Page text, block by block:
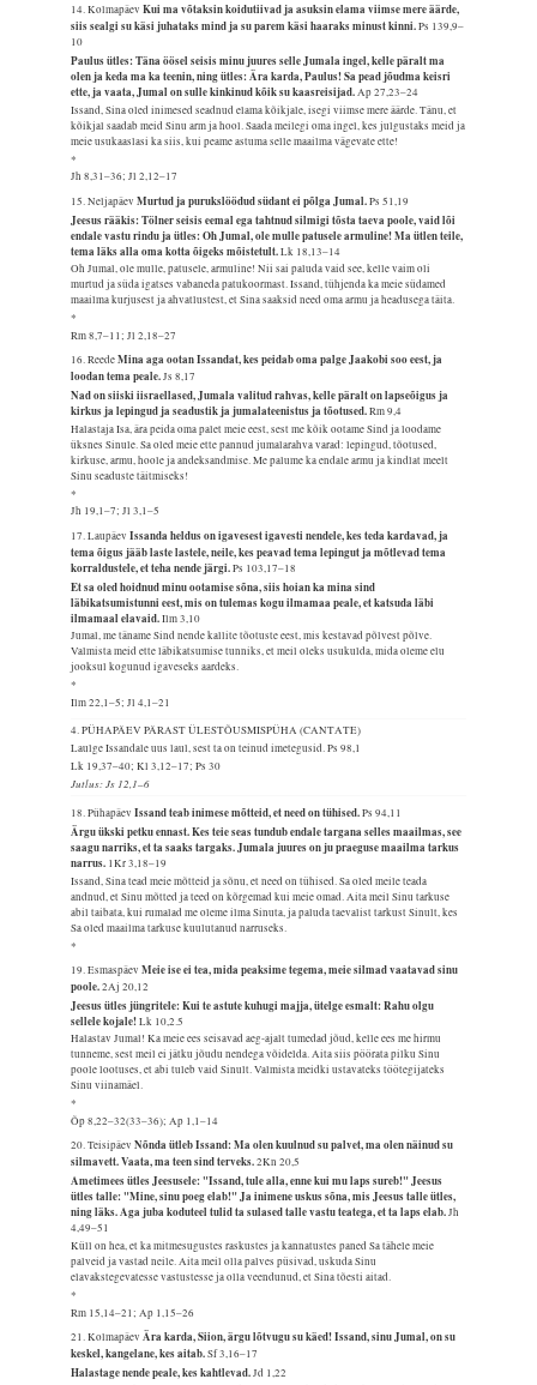
14. KolmapäevKui ma võtaksin koidutiivad ja asuksin elama viimse mere äärde,
siis sealgi su käsi juhataks mind ja su parem käsi haaraks minust kinni.Ps 139,9–
10
Paulus ütles: Täna öösel seisis minu juures selle Jumala ingel, kelle päralt ma
olen ja keda ma ka teenin, ning ütles: Ära karda, Paulus! Sa pead jõudma keisri
ette, ja vaata, Jumal on sulle kinkinud kõik su kaasreisijad.Ap 27,23–24
Issand, Sina oled inimesed seadnud elama kõikjale, isegi viimse mere äärde. Tänu, et
kõikjal saadab meid Sinu arm ja hool. Saada meilegi oma ingel, kes julgustaks meid ja
meie usukaaslasi ka siis, kui peame astuma selle maailma vägevate ette!
*
Jh 8,31–36; Jl 2,12–17
15. NeljapäevMurtud ja purukslöödud südant ei põlga Jumal.Ps 51,19
Jeesus rääkis: Tölner seisis eemal ega tahtnud silmigi tõsta taeva poole, vaid lõi
endale vastu rindu ja ütles: Oh Jumal, ole mulle patusele armuline! Ma ütlen teile,
tema läks alla oma kotta õigeks mõistetult.Lk 18,13–14
Oh Jumal, ole mulle, patusele, armuline! Nii sai paluda vaid see, kelle vaim oli
murtud ja süda igatses vabaneda patukoormast. Issand, tühjenda ka meie südamed
maailma kurjusest ja ahvatlustest, et Sina saaksid need oma armu ja headusega täita.
*
Rm 8,7–11; Jl 2,18–27
16. ReedeMina aga ootan Issandat, kes peidab oma palge Jaakobi soo eest, ja
loodan tema peale.Js 8,17
Nad on siiski iisraellased, Jumala valitud rahvas, kelle päralt on lapseõigus ja
kirkus ja lepingud ja seadustik ja jumalateenistus ja tõotused.Rm 9,4
Halastaja Isa, ära peida oma palet meie eest, sest me kõik ootame Sind ja loodame
üksnes Sinule. Sa oled meie ette pannud jumalarahva varad: lepingud, tõotused,
kirkuse, armu, hoole ja andeksandmise. Me palume ka endale armu ja kindlat meelt
Sinu seaduste täitmiseks!
*
Jh 19,1–7; Jl 3,1–5
17. LaupäevIssanda heldus on igavesest igavesti nendele, kes teda kardavad, ja
tema õigus jääb laste lastele, neile, kes peavad tema lepingut ja mõtlevad tema
korraldustele, et teha nende järgi.Ps 103,17–18
Et sa oled hoidnud minu ootamise sõna, siis hoian ka mina sind
läbikatsumistunni eest, mis on tulemas kogu ilmamaa peale, et katsuda läbi
ilmamaal elavaid.Ilm 3,10
Jumal, me täname Sind nende kallite tõotuste eest, mis kestavad põlvest põlve.
Valmista meid ette läbikatsumise tunniks, et meil oleks usukulda, mida oleme elu
jooksul kogunud igaveseks aardeks.
*
Ilm 22,1–5; Jl 4,1–21
4. PÜHAPÄEV PÄRAST ÜLESTÕUSMISPÜHA (CANTATE)
Laulge Issandale uus laul, sest ta on teinud imetegusid.Ps 98,1
Lk 19,37–40; Kl 3,12–17; Ps 30
Jutlus: Js 12,1–6
18. PühapäevIssand teab inimese mõtteid, et need on tühised.Ps 94,11
Ärgu ükski petku ennast. Kes teie seas tundub endale targana selles maailmas, see
saagu narriks, et ta saaks targaks. Jumala juures on ju praeguse maailma tarkus
narrus. 1Kr 3,18–19
Issand, Sina tead meie mõtteid ja sõnu, et need on tühised. Sa oled meile teada
andnud, et Sinu mõtted ja teed on kõrgemad kui meie omad. Aita meil Sinu tarkuse
abil taibata, kui rumalad me oleme ilma Sinuta, ja paluda taevalist tarkust Sinult, kes
Sa oled maailma tarkuse kuulutanud narruseks.
*
19. EsmaspäevMeie ise ei tea, mida peaksime tegema, meie silmad vaatavad sinu
poole.2Aj 20,12
Jeesus ütles jüngritele: Kui te astute kuhugi majja, ütelge esmalt: Rahu olgu
sellele kojale!Lk 10,2.5
Halastav Jumal! Ka meie ees seisavad aeg-ajalt tumedad jõud, kelle ees me hirmu
tunneme, sest meil ei jätku jõudu nendega võidelda. Aita siis pöörata pilku Sinu
poole lootuses, et abi tuleb vaid Sinult. Valmista meidki ustavateks töötegijateks
Sinu viinamäel.
*
Õp 8,22–32(33–36); Ap 1,1–14
20. TeisipäevNõnda ütleb Issand: Ma olen kuulnud su palvet, ma olen näinud su
silmavett. Vaata, ma teen sind terveks.2Kn 20,5
Ametimees ütles Jeesusele: "Issand, tule alla, enne kui mu laps sureb!" Jeesus
ütles talle: "Mine, sinu poeg elab!" Ja inimene uskus sõna, mis Jeesus talle ütles,
ning läks. Aga juba koduteel tulid ta sulased talle vastu teatega, et ta laps elab.Jh
4,49–51
Küll on hea, et ka mitmesugustes raskustes ja kannatustes paned Sa tähele meie
palveid ja vastad neile. Aita meil olla palves püsivad, uskuda Sinu
elavakstegevatesse vastustesse ja olla veendunud, et Sina tõesti aitad.
*
Rm 15,14–21; Ap 1,15–26
21. KolmapäevÄra karda, Siion, ärgu lõtvugu su käed! Issand, sinu Jumal, on su
keskel, kangelane, kes aitab.Sf 3,16–17
Halastage nende peale, kes kahtlevad.Jd 1,22